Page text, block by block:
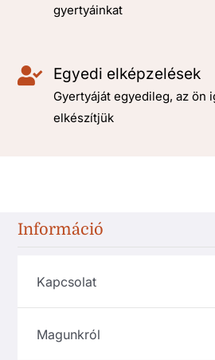
gyertyáinkat
Egyedi elképzelések
Gyertyáját egyedileg, az ön
elkészítjük
Információ
Kapcsolat
Magunkról